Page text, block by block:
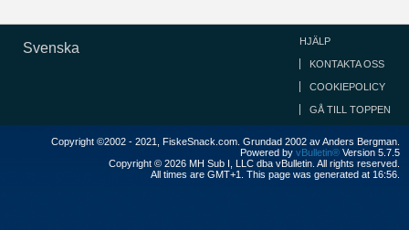
Svenska HJÄLP
KONTAKTA OSS
COOKIEPOLICY
GÅ TILL TOPPEN
Copyright ©2002 - 2021, FiskeSnack.com. Grundad 2002 av Anders Bergman.
Powered by vBulletin® Version 5.7.5
Copyright © 2026 MH Sub I, LLC dba vBulletin. All rights reserved.
All times are GMT+1. This page was generated at 16:56.